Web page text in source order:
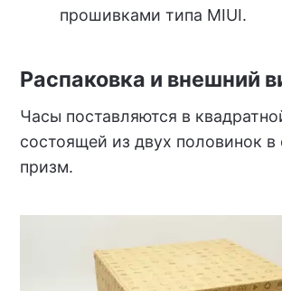
прошивками типа MIUI.
Распаковка и внешний
Часы поставляются в
состоящей из двух половинок
призм.